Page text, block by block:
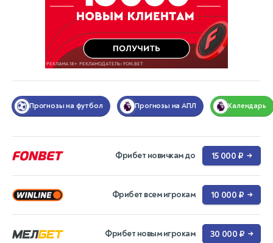
Прогнозы на футбол Прогнозы на АПЛ Календарь
Фрибет новичкам до 15 000 ₽ →
Фрибет всем игрокам 10 000 ₽ →
Фрибет новым игрокам 30 000 ₽ →